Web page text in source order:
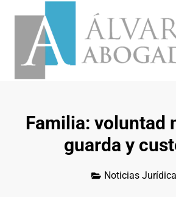
Familia: voluntad
guarda y
Noticias